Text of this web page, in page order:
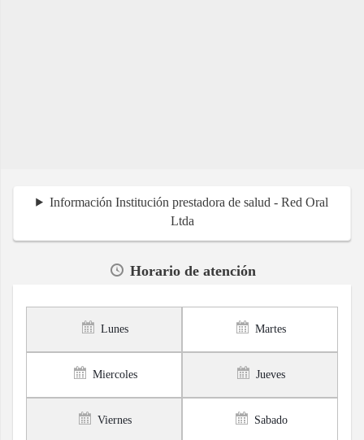
Información Institución prestadora de salud - Red Oral
Ltda
Horario de atención
Lunes Martes
Miercoles Jueves
Viernes Sabado